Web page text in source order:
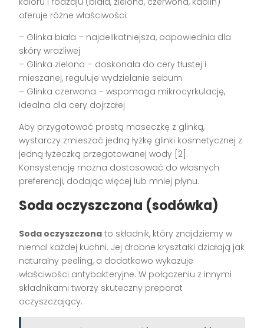
oferuje różne właściwości:
– Glinka biała – najdelikatniejsza, odpowiednia dla
skóry wrażliwej
– Glinka zielona – doskonała do cery tłustej i
mieszanej, reguluje wydzielanie sebum
– Glinka czerwona – wspomaga mikrocyrkulację,
idealna dla cery dojrzałej
Aby przygotować prostą maseczkę z glinką,
wystarczy zmieszać jedną łyżkę glinki kosmetycznej z
jedną łyżeczką przegotowanej wody [2].
Konsystencję można dostosować do własnych
preferencji, dodając więcej lub mniej płynu.
Soda oczyszczona (sodówka)
Soda oczyszczona to składnik, który znajdziemy w
niemal każdej kuchni. Jej drobne kryształki działają jak
naturalny peeling, a dodatkowo wykazuje
właściwości antybakteryjne. W połączeniu z innymi
składnikami tworzy skuteczny preparat
oczyszczający: